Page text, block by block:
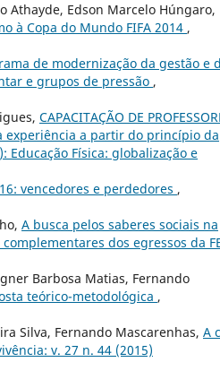
Athayde, Edson Marcelo Húngaro,
à Copa do Mundo FIFA 2014 ,
de modernização da gestão e
e grupos de pressão ,
CAPACITAÇÃO DE
experiência a partir do princípio da
Educação Física: globalização e
vencedores e perdedores ,
A busca pelos saberes sociais na
dos egressos da
Barbosa Matias, Fernando
teórico-metodológica ,
Silva, Fernando Mascarenhas, A
v. 27 n. 44 (2015)